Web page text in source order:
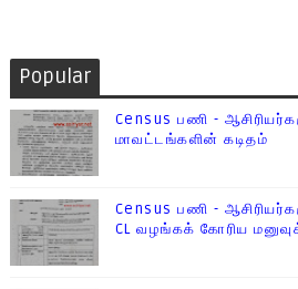
Popular
Census பணி -
மாவட்டங்களின் கடிதம்
Census பணி -
CL வழங்கக் கோரிய